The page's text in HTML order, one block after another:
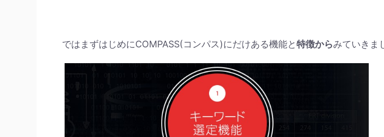
ではまずはじめにCOMPASS(コンパス)にだけある機能と特徴からみていきま